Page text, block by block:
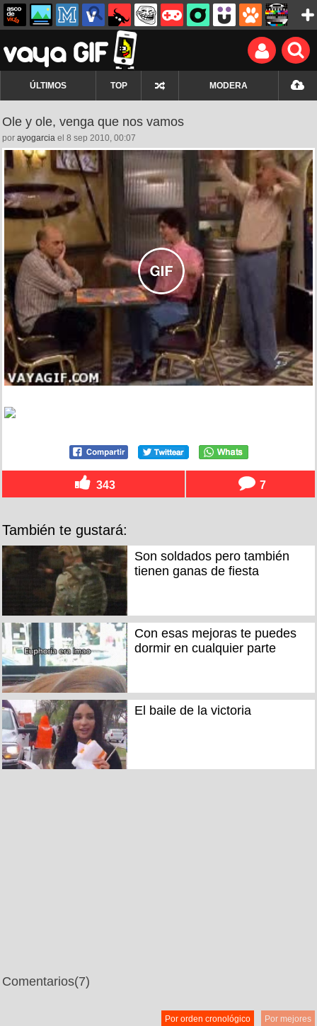
ÚLTIMOS TOP MODERA
Ole y ole, venga que nos vamos
por ayogarcia el 8 sep 2010, 00:07
343 7
También te gustará:
Son soldados pero también
tienen ganas de fiesta
Con esas mejoras te puedes
dormir en cualquier parte
El baile de la victoria
Comentarios(7)
Por mejores
Por orden cronológico